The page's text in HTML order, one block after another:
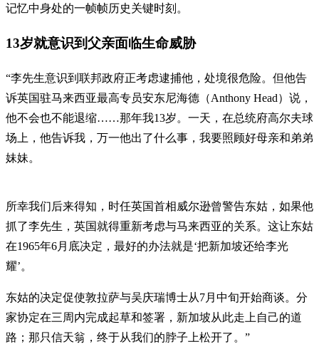
记忆中身处的一帧帧历史关键时刻。
13岁就意识到父亲面临生命威胁
“李先生意识到联邦政府正考虑逮捕他，处境很危险。但他告
诉英国驻马来西亚最高专员安东尼海德（Anthony Head）说，
他不会也不能退缩……那年我13岁。一天，在总统府高尔夫球
场上，他告诉我，万一他出了什么事，我要照顾好母亲和弟弟
妹妹。
所幸我们后来得知，时任英国首相威尔逊曾警告东姑，如果他
抓了李先生，英国就得重新考虑与马来西亚的关系。这让东姑
在1965年6月底决定，最好的办法就是‘把新加坡还给李光
耀’。
东姑的决定促使敦拉萨与吴庆瑞博士从7月中旬开始商谈。分
家协定在三周内完成起草和签署，新加坡从此走上自己的道
路；那只信天翁，终于从我们的脖子上松开了。”